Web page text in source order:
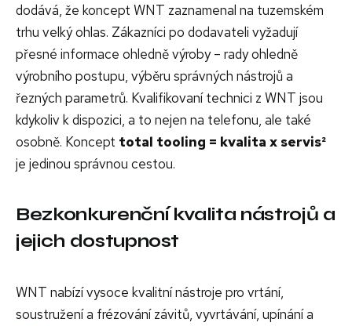
dodává, že koncept WNT zaznamenal na tuzemském
trhu velký ohlas. Zákazníci po dodavateli vyžadují
přesné informace ohledně výroby – rady ohledně
výrobního postupu, výběru správných nástrojů a
řezných parametrů. Kvalifikovaní technici z WNT jsou
kdykoliv k dispozici, a to nejen na telefonu, ale také
osobně. Koncept total tooling = kvalita x servis²
je jedinou správnou cestou.
Bezkonkurenční kvalita nástrojů a
jejich dostupnost
WNT nabízí vysoce kvalitní nástroje pro vrtání,
soustružení a frézování závitů, vyvrtávání, upínání a